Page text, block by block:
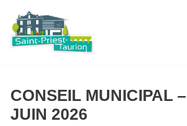
Aller
au
contenu
CONSEIL MUNICIPAL
JUIN 2026